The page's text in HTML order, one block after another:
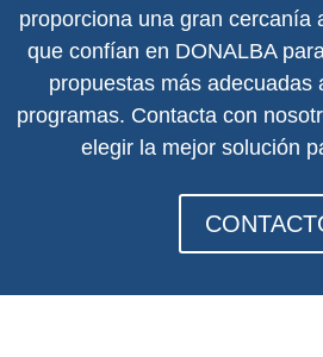
proporciona una gran cercanía
que confían en DONALBA
propuestas más adecuadas
programas. Contacta con n
elegir la mejor solución